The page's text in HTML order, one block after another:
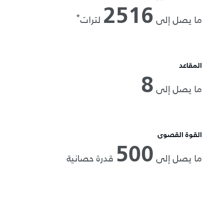
ما يصل إلى 2516 لترات*
المقاعد
ما يصل إلى 8
القوة القصوى
ما يصل إلى 500 قدرة حصانية